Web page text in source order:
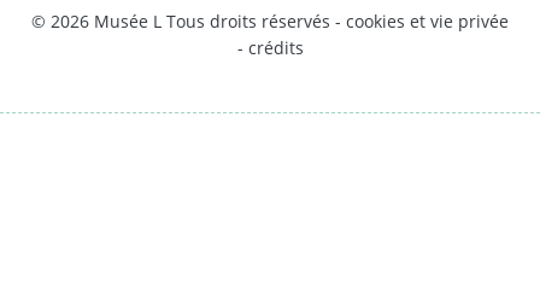
© 2026 Musée L Tous droits réservés - cookies et vie privée
- crédits